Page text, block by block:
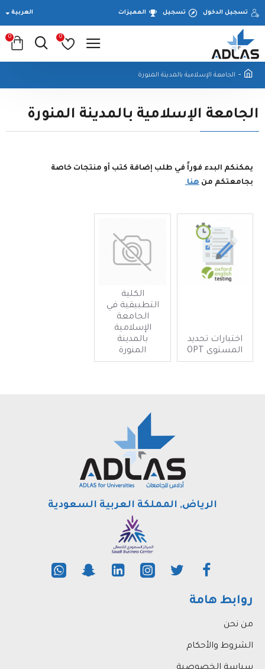
تسجيل الدخول تسجيل المميزات العربية
0
0
الجامعة الإسلامية بالمدينة المنورة
الجامعة الإسلامية بالمدينة المنورة
يمكنكم البدء فوراً في طلب إضافة كتب أو منتجات خاصة
بجامعتكم من هنا
اختبارات تحديد
المستوى OPT
الكلية
التطبيقية في
الجامعة
الإسلامية
بالمدينة
المنورة
الرياض, المملكة العربية السعودية
روابط هامة
من نحن
الشروط والأحكام